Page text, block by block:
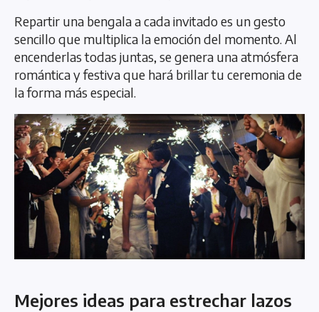
Repartir una bengala a cada invitado es un gesto
sencillo que multiplica la emoción del momento. Al
encenderlas todas juntas, se genera una atmósfera
romántica y festiva que hará brillar tu ceremonia de
la forma más especial.
Mejores ideas para estrechar lazos